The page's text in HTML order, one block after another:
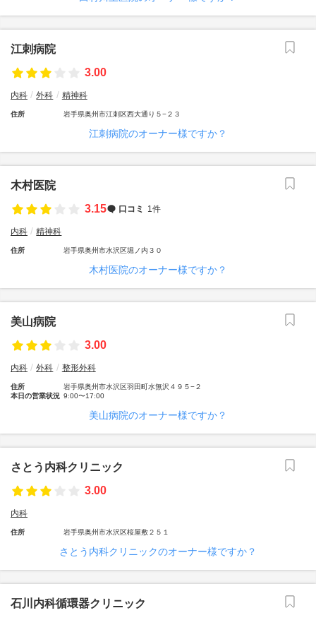
江刺病院
3.00
内科 外科 精神科
住所 岩手県奥州市江刺区西大通り５−２３
江刺病院のオーナー様ですか？
木村医院
3.15
口コミ 1件
内科 精神科
住所 岩手県奥州市水沢区堀ノ内３０
木村医院のオーナー様ですか？
美山病院
3.00
内科 外科 整形外科
住所
岩手県奥州市水沢区羽田町水無沢４９５−２
本日の営業状況 9:00〜17:00
美山病院のオーナー様ですか？
さとう内科クリニック
3.00
内科
住所 岩手県奥州市水沢区桜屋敷２５１
さとう内科クリニックのオーナー様ですか？
石川内科循環器クリニック